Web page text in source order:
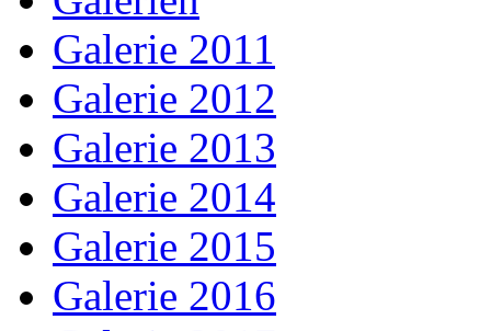
Galerie 2011
Galerie 2012
Galerie 2013
Galerie 2014
Galerie 2015
Galerie 2016